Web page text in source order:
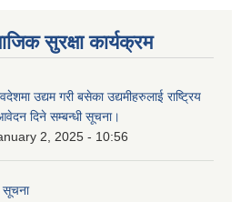
सुरक्षा कार्यक्रम
उद्यम गरी बसेका उद्यमीहरुलाई राष्‍ट्रिय
दिने सम्बन्धी सूचना।
2, 2025 - 10:56
सूचना